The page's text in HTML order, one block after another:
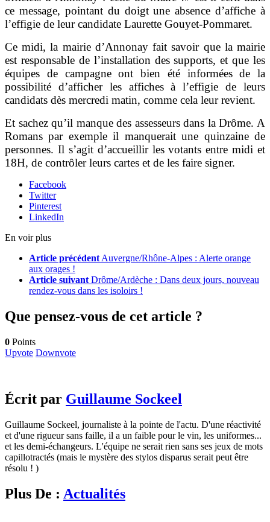
ce message, pointant du doigt une absence d’affiche à
l’effigie de leur candidate Laurette Gouyet-Pommaret.
Ce midi, la mairie d’Annonay fait savoir que la mairie
est responsable de l’installation des supports, et que les
équipes de campagne ont bien été informées de la
possibilité d’afficher les affiches à l’effigie de leurs
candidats dès mercredi matin, comme cela leur revient.
Et sachez qu’il manque des assesseurs dans la Drôme. A
Romans par exemple il manquerait une quinzaine de
personnes. Il s’agit d’accueillir les votants entre midi et
18H, de contrôler leurs cartes et de les faire signer.
Facebook
Twitter
Pinterest
LinkedIn
En voir plus
Article précédent Auvergne/Rhône-Alpes : Alerte orange
aux orages !
Article suivant Drôme/Ardèche : Dans deux jours, nouveau
rendez-vous dans les isoloirs !
Que pensez-vous de cet article ?
0 Points
Upvote Downvote
Écrit par Guillaume Sockeel
Guillaume Sockeel, journaliste à la pointe de l'actu. D'une réactivité
et d'une rigueur sans faille, il a un faible pour le vin, les uniformes...
et les demi-échangeurs. L'équipe ne serait rien sans ses jeux de mots
capillotractés (mais le mystère des stylos disparus serait peut être
résolu ! )
Plus De : Actualités